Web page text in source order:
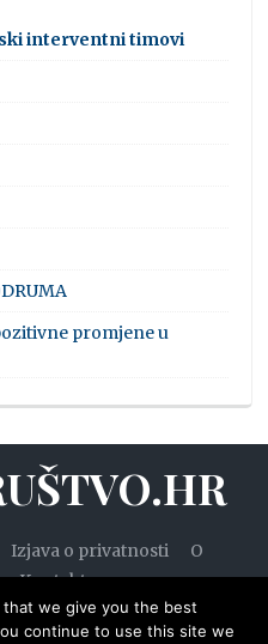
interventni timovi
promjene u
Izjava o privatnosti
O
Kontakt
we give you the best
continue to use this site we